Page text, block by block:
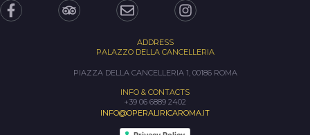
ADDRESS
PALAZZO DELLA CANCELLERIA
PIAZZA DELLA CANCELLERIA 1, 00186 ROMA
INFO & CONTACTS
+39 06 6889 2402
INFO@OPERALIRICAROMA.IT